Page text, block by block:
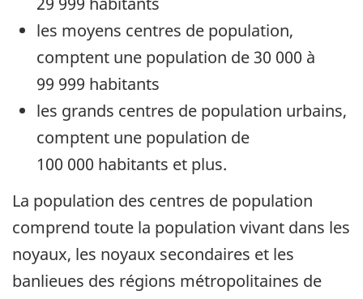
les moyens centres de population,
comptent une population de 30 000 à
99 999 habitants
les grands centres de population urbains,
comptent une population de
100 000 habitants et plus.
La population des centres de population
comprend toute la population vivant dans les
noyaux, les noyaux secondaires et les
banlieues des régions métropolitaines de